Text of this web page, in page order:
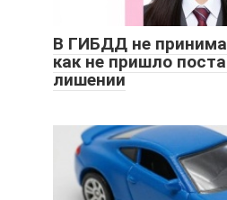
В ГИБДД не
как не пришло
лишении